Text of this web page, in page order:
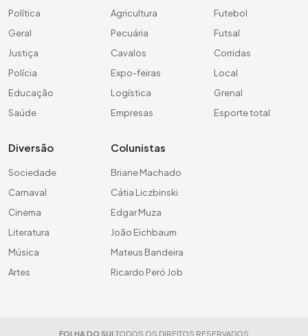
Política
Geral
Justiça
Polícia
Educação
Saúde
Agricultura
Pecuária
Cavalos
Expo-feiras
Logística
Empresas
Futebol
Futsal
Corridas
Local
Grenal
Esporte total
Diversão
Sociedade
Carnaval
Cinema
Literatura
Música
Artes
Colunistas
Briane Machado
Cátia Liczbinski
Edgar Muza
João Eichbaum
Mateus Bandeira
Ricardo Peró Job
FOLHA DO SUL TODOS OS DIREITOS RESERVADOS